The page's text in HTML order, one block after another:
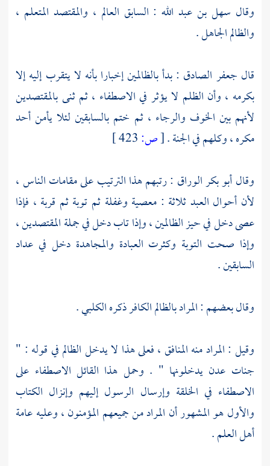
وقال سهل بن عبد الله : السابق العالم ، والمقتصد المتعلم ،
والظالم الجاهل .
قال جعفر الصادق : بدأ بالظالمين إخبارا بأنه لا يتقرب إليه إلا
بكرمه ، وأن الظلم لا يؤثر في الاصطفاء ، ثم ثنى بالمقتصدين
لأنهم بين الخوف والرجاء ، ثم ختم بالسابقين لئلا يأمن أحد
مكره ، وكلهم في الجنة .[ص:
وقالأبو بكر الوراق : رتبهم هذا الترتيب على مقامات الناس ،
لأن أحوال العبد ثلاثة : معصية وغفلة ثم توبة ثم قربة ، فإذا
عصى دخل في حيز الظالمين ، وإذا تاب دخل في جملة المقتصدين ،
وإذا صحت التوبة وكثرت العبادة والمجاهدة دخل في عداد
السابقين .
وقال بعضهم : المراد بالظالم الكافر ذكرهالكلبي.
وقيل : المراد منه المنافق ، فعلى هذا لا يدخل الظالم في قوله : "
جنات عدن يدخلونها " . وحمل هذا القائل الاصطفاء على
الاصطفاء في الخلقة وإرسال الرسول إليهم وإنزال الكتاب
والأول هو المشهور أن المراد من جميعهم المؤمنون ، وعليه عامة
أهل العلم .